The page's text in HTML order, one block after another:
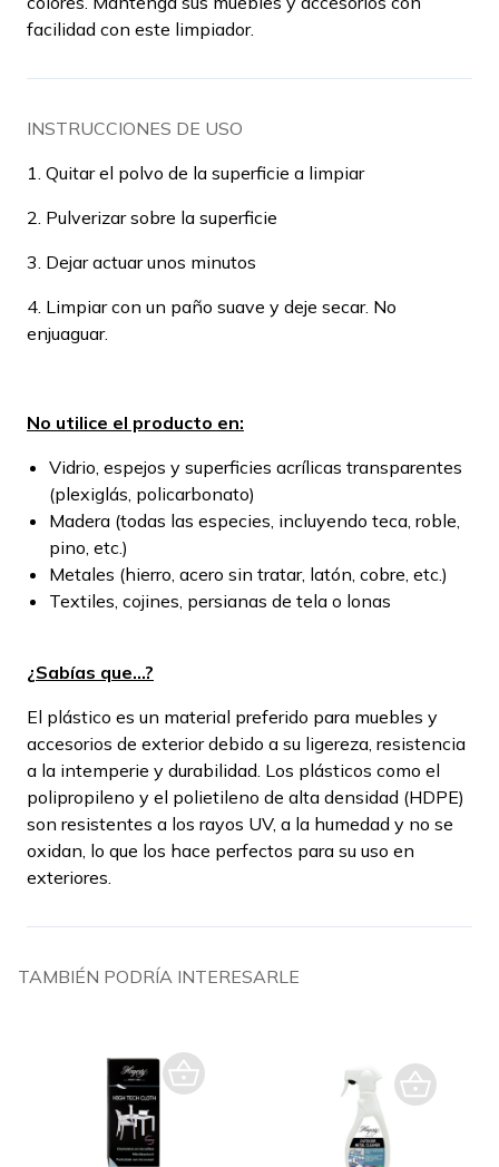
facilidad con este limpiador.
INSTRUCCIONES DE USO
1. Quitar el polvo de la superficie a limpiar
2. Pulverizar sobre la superficie
3. Dejar actuar unos minutos
4. Limpiar con un paño suave y deje secar. No
enjuaguar.
No utilice el producto en:
Vidrio, espejos y superficies acrílicas transparentes
(plexiglás, policarbonato)
Madera (todas las especies, incluyendo teca, roble,
pino, etc.)
Metales (hierro, acero sin tratar, latón, cobre, etc.)
Textiles, cojines, persianas de tela o lonas
¿Sabías que...?
El plástico es un material preferido para muebles y
accesorios de exterior debido a su ligereza, resistencia
a la intemperie y durabilidad. Los plásticos como el
polipropileno y el polietileno de alta densidad (HDPE)
son resistentes a los rayos UV, a la humedad y no se
oxidan, lo que los hace perfectos para su uso en
exteriores.
TAMBIÉN PODRÍA INTERESARLE